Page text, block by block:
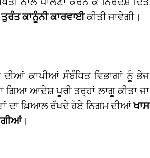
ਤੁਰੰਤ ਕਾਨੂੰਨੀ ਕਾਰਵਾਈਕੀਤੀ ਜਾਵੇਗੀ।
ਕਾਪੀਆਂ ਸੰਬੰਧਿਤ ਵਿਭਾਗਾਂ ਨੂੰ ਭੇਜ
ਗਿਆ ਆਦੇਸ਼ ਪੂਰੀ ਤਰ੍ਹਾਂ ਲਾਗੂ ਕੀਤਾ ਜਾ
ਦਾ ਖ਼ਿਆਲ ਰੱਖਦੇ ਹੋਏ ਨਿਗਮ ਦੀਆਂਖਾਸ
।